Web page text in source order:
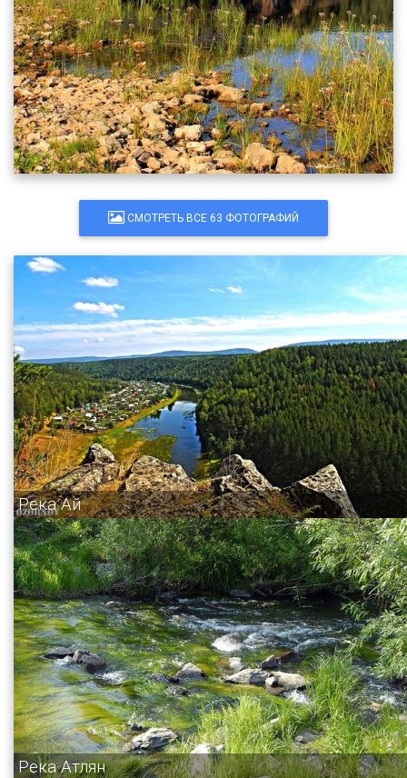
СМОТРЕТЬ ВСЕ 63 ФОТОГРАФИЙ
Река Ай
Река Атлян